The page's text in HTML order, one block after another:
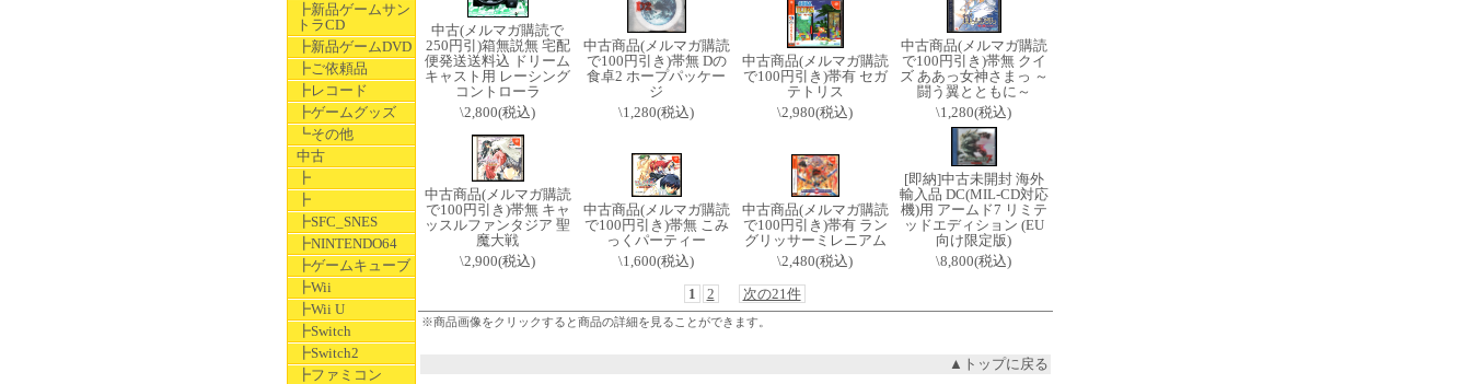
┣新品ゲームサン
トラCD
┣新品ゲームDVD
┣ご依頼品
┣レコード
┣ゲームグッズ
┗その他
中古
┣
┣
┣SFC_SNES
┣NINTENDO64
┣ゲームキューブ
┣Wii
┣Wii U
┣Switch
┣Switch2
┣ファミコン
中古(メルマガ購読で
250円引)箱無説無 宅配
便発送送料込 ドリーム
キャスト用 レーシング
コントローラ
\2,800(税込)
中古商品(メルマガ購読
で100円引き)帯無 Dの
食卓2 ホープパッケー
ジ
\1,280(税込)
中古商品(メルマガ購読
で100円引き)帯有 セガ
テトリス
\2,980(税込)
中古商品(メルマガ購読
で100円引き)帯無 クイ
ズ ああっ女神さまっ ～
闘う翼とともに～
\1,280(税込)
中古商品(メルマガ購読
で100円引き)帯無 キャ
ッスルファンタジア 聖
魔大戦
\2,900(税込)
中古商品(メルマガ購読
で100円引き)帯無 こみ
っくパーティー
\1,600(税込)
中古商品(メルマガ購読
で100円引き)帯有 ラン
グリッサーミレニアム
\2,480(税込)
[即納]中古未開封 海外
輸入品 DC(MIL-CD対応
機)用 アームド7 リミテ
ッドエディション (EU
向け限定版)
\8,800(税込)
1
2 次の21件
※商品画像をクリックすると商品の詳細を見ることができます。
▲トップに戻る